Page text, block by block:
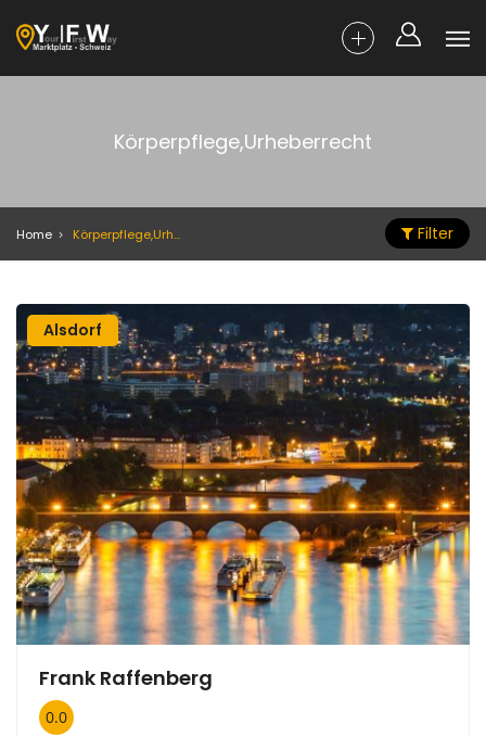
Körperpflege,Urheberrecht
Home Körperpflege,Urheberrecht Filter
Alsdorf
Frank Raffenberg
0.0